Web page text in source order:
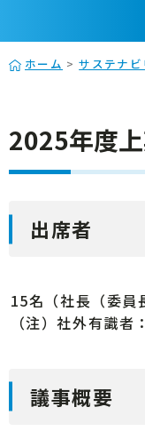
ホーム >サステナビ
2025年度
出席者
15名（社長（委員
（注）社外有識
議事概要